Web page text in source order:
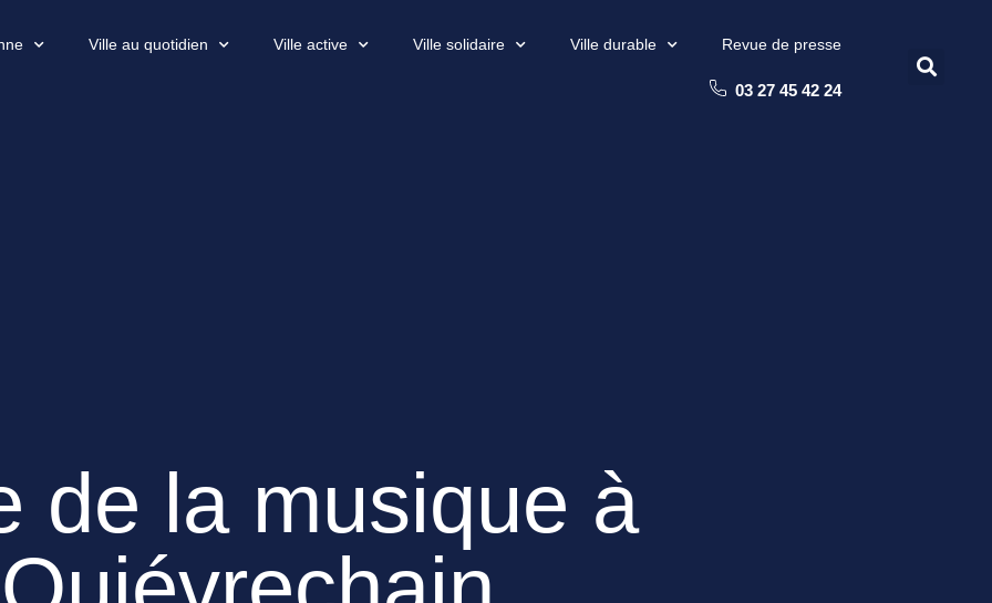
Ville au quotidien Ville active Ville solidaire Ville durable Revue de presse
03 27 45 42 24
de la musique à